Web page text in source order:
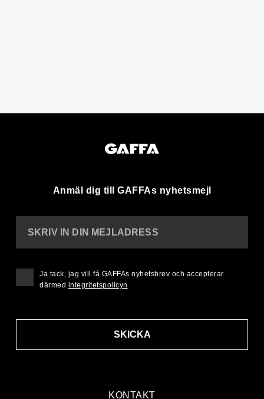
Anmäl dig till GAFFAs nyhetsmejl
KONTAKT
SKRIV IN DIN MEJLADRESS
SKICKA
Ja tack, jag vill få GAFFAs nyhetsbrev och accepterar
därmed integritetspolicyn